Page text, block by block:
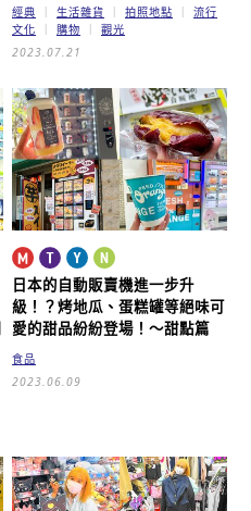
經典 生活雜貨 拍照地點
流行
文化
購物
觀光
2023.07.21
日本的自動販賣機進一步升
級！？烤地瓜、蛋糕罐等絕味可
愛的甜品紛紛登場！～甜點篇
食品
2023.06.09